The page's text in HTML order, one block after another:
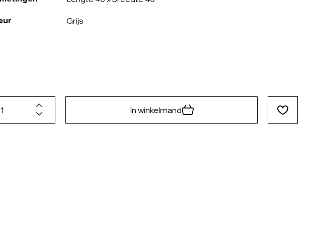
Grijs
In winkelmand